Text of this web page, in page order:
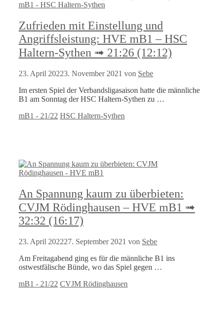
Zufrieden mit Einstellung und
Angriffsleistung: HVE mB1 – HSC
Haltern-Sythen ➟ 21:26 (12:12)
23. April 20223. November 2021 von Sebe
Im ersten Spiel der Verbandsligasaison hatte die männliche
B1 am Sonntag der HSC Haltern-Sythen zu …
Kategorien
mB1 - 21/22 Schlagwörter
HSC Haltern-Sythen
An Spannung kaum zu überbieten:
CVJM Rödinghausen – HVE mB1 ➟
32:32 (16:17)
23. April 202227. September 2021 von Sebe
Am Freitagabend ging es für die männliche B1 ins
ostwestfälische Bünde, wo das Spiel gegen …
Kategorien
mB1 - 21/22 Schlagwörter
CVJM Rödinghausen